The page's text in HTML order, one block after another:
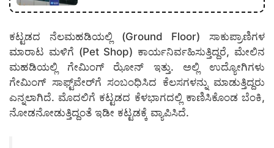
ಕಟ್ಟಡದ ನೆಲಮಹಡಿಯಲ್ಲಿ (Ground Floor) ಸಾಕುಪ್ರಾಣಿಗಳ
ಮಾರಾಟ ಮಳಿಗೆ (Pet Shop) ಕಾರ್ಯನಿರ್ವಹಿಸುತ್ತಿದ್ದರೆ, ಮೇಲಿನ
ಮಹಡಿಯಲ್ಲಿ ಗೇಮಿಂಗ್ ಝೋನ್ ಇತ್ತು. ಅಲ್ಲಿ ಉದ್ಯೋಗಿಗಳು
ಗೇಮಿಂಗ್ ಸಾಫ್ಟ್‌ವೇರ್‌ಗೆ ಸಂಬಂಧಿಸಿದ ಕೆಲಸಗಳನ್ನು ಮಾಡುತ್ತಿದ್ದರು
ಎನ್ನಲಾಗಿದೆ. ಮೊದಲಿಗೆ ಕಟ್ಟಡದ ಕೆಳಭಾಗದಲ್ಲಿ ಕಾಣಿಸಿಕೊಂಡ ಬೆಂಕಿ,
ನೋಡನೋಡುತ್ತಿದ್ದಂತೆ ಇಡೀ ಕಟ್ಟಡಕ್ಕೆ ವ್ಯಾಪಿಸಿದೆ.